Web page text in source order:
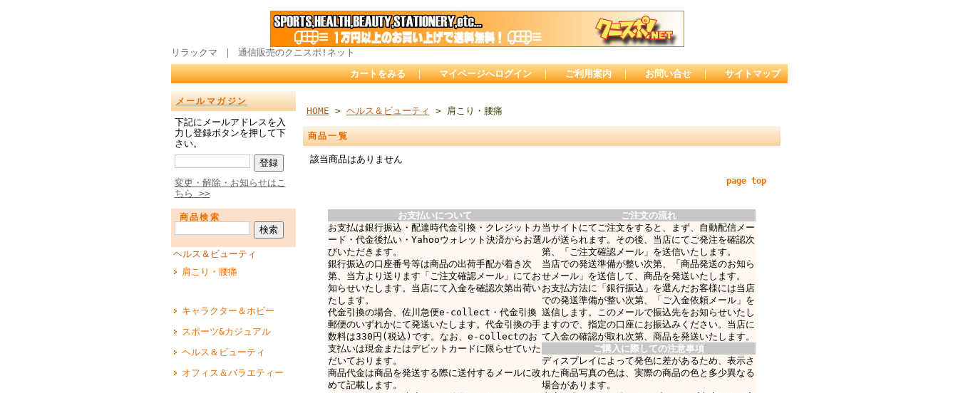
リラックマ ｜ 通信販売のクニスポ!ネット
カートをみる ｜ マイページへログイン ｜ ご利用案内 ｜ お問い合せ ｜ サイトマップ
メールマガジン
下記にメールアドレスを入
力し登録ボタンを押して下
さい。
変更・解除・お知らせはこ
ちら >>
商品検索
ヘルス＆ビューティ
肩こり・腰痛
キャラクター＆ホビー
スポーツ&カジュアル
ヘルス＆ビューティ
オフィス＆バラエティー
HOME > ヘルス＆ビューティ > 肩こり・腰痛
商品一覧
該当商品はありません
page top
お支払いについて
お支払は銀行振込・配達時代金引換・クレジットカ
ード・代金後払い・Yahooウォレット決済からお選
びいただきます。
銀行振込の口座番号等は商品の出荷手配が着き次
第、当方より送ります「ご注文確認メール」にてお
知らせいたします。当店にて入金を確認次第出荷い
たします。
代金引換の場合、佐川急便e-collect・代金引換
郵便のいずれかにて発送いたします。代金引換の手
数料は330円(税込)です。なお、e-collectのお
支払いは現金またはデビットカードに限らせていた
だいております。
商品代金は商品を発送する際に送付するメールに改
めて記載します。
ご注文の流れ
当サイトにてご注文をすると、まず、自動配信メー
ルが送られます。その後、当店にてご発注を確認次
第、「ご注文確認メール」を送信いたします。
当店での発送準備が整い次第、「商品発送のお知ら
せメール」を送信して、商品を発送いたします。
お支払方法に「銀行振込」を選んだお客様には当店
での発送準備が整い次第、「ご入金依頼メール」を
送信します。このメールで振込先をお知らせいたし
ますので、指定の口座にお振込みください。当店に
て入金の確認が取れ次第、商品を発送いたします。
ご購入に際しての注意事項
ディスプレイによって発色に差があるため、表示さ
れた商品写真の色は、実際の商品の色と多少異なる
場合があります。